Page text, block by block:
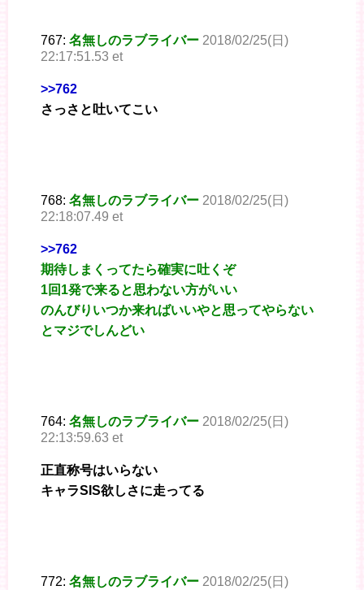
767: 名無しのラブライバー 2018/02/25(日)
22:17:51.53 et
>>762
さっさと吐いてこい
768: 名無しのラブライバー 2018/02/25(日)
22:18:07.49 et
>>762
期待しまくってたら確実に吐くぞ
1回1発で来ると思わない方がいい
のんびりいつか来ればいいやと思ってやらない
とマジでしんどい
764: 名無しのラブライバー 2018/02/25(日)
22:13:59.63 et
正直称号はいらない
キャラSIS欲しさに走ってる
772: 名無しのラブライバー 2018/02/25(日)